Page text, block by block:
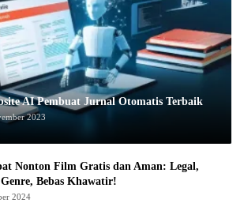
AI Pembuat Jurnal Otomatis Terbaik
2023
Nonton Film Gratis dan Aman: Legal,
Bebas Khawatir!
2024